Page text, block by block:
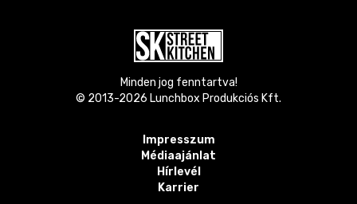
Minden jog fenntartva!
© 2013-2026 Lunchbox Produkciós Kft.
Impresszum
Médiaajánlat
Hírlevél
Karrier